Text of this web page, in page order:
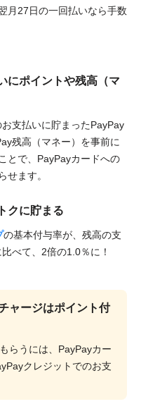
月27日の一回払いなら手数
にポイントや残高（マ
支払いに貯まったPayPay
残高（マネー）を事前に
とで、PayPayカードへの
せます。
クに貯まる
の基本付与率が、残高の支
べて、2倍の1.0％に！
ャージはポイント付
らうには、PayPayカー
クレジットでのお支